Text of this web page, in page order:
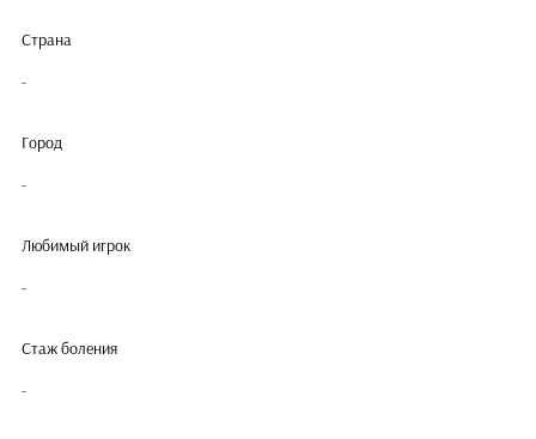
Страна
-
Город
-
Любимый игрок
-
Стаж боления
-